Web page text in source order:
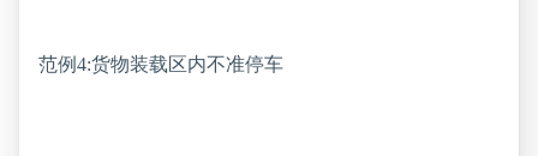
范例4:货物装载区内不准停车